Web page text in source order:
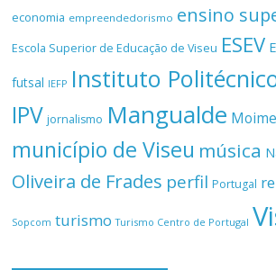
economia empreendedorismo ensino
Escola Superior de Educação de Viseu ESEV
futsal IEFP Instituto
IPV jornalismo Mangualde
município de Viseu música
Oliveira de Frades perfil Portugal
Sopcom turismo Turismo Centro de Portugal